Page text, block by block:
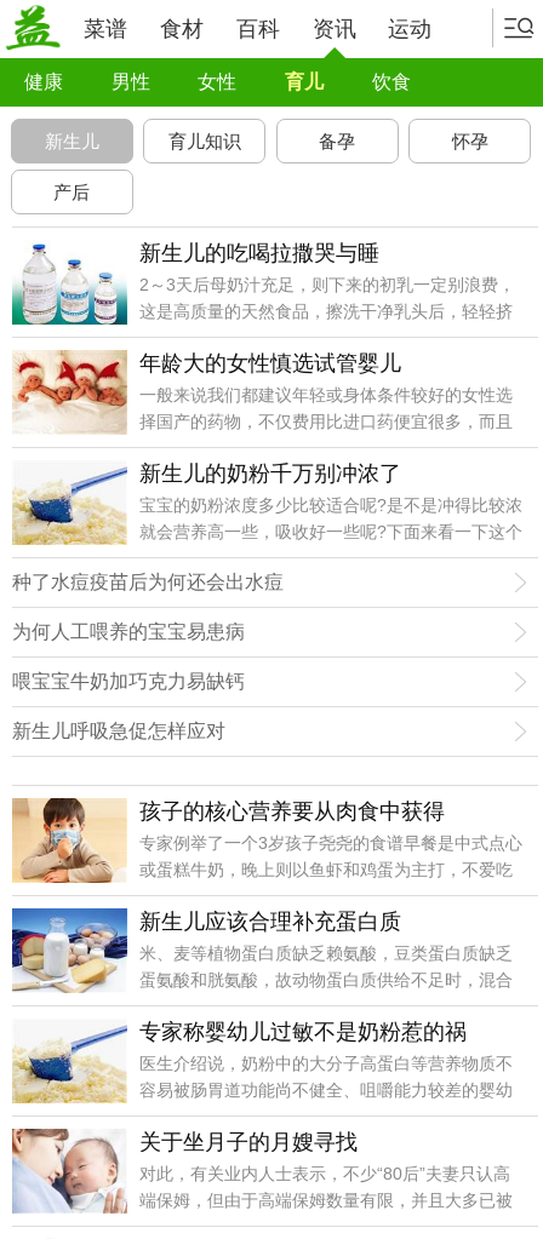
菜谱 食材 百科 资讯 运动
健康 男性 女性 育儿 饮食
新生儿 育儿知识 备孕 怀孕
产后
新生儿的吃喝拉撒哭与睡
2～3天后母奶汁充足，则下来的初乳一定别浪费，
这是高质量的天然食品，擦洗干净乳头后，轻轻挤
出少许乳汁入新生儿口中，则可开始喂母乳了。
年龄大的女性慎选试管婴儿
一般来说我们都建议年轻或身体条件较好的女性选
择国产的药物，不仅费用比进口药便宜很多，而且
也一样能达到良好的治疗效果。
新生儿的奶粉千万别冲浓了
宝宝的奶粉浓度多少比较适合呢?是不是冲得比较浓
就会营养高一些，吸收好一些呢?下面来看一下这个
例子吧!小宝入院时已经接近休克状态，肚子胀得像
个球，鼓得发亮，诊断为肠
种了水痘疫苗后为何还会出水痘
为何人工喂养的宝宝易患病
喂宝宝牛奶加巧克力易缺钙
新生儿呼吸急促怎样应对
孩子的核心营养要从肉食中获得
专家例举了一个3岁孩子尧尧的食谱早餐是中式点心
或蛋糕牛奶，晚上则以鱼虾和鸡蛋为主打，不爱吃
蔬菜，以两个水果替代。
新生儿应该合理补充蛋白质
米、麦等植物蛋白质缺乏赖氨酸，豆类蛋白质缺乏
蛋氨酸和胱氨酸，故动物蛋白质供给不足时，混合
多种植物蛋白质供给是恰当的。
专家称婴幼儿过敏不是奶粉惹的祸
医生介绍说，奶粉中的大分子高蛋白等营养物质不
容易被肠胃道功能尚不健全、咀嚼能力较差的婴幼
儿所吸收，一旦对该种食物不耐受，婴儿体内就容
易产生抗原，出现过敏反应。
关于坐月子的月嫂寻找
对此，有关业内人士表示，不少“80后”夫妻只认高
端保姆，但由于高端保姆数量有限，并且大多已被
预定了，找起来有些困难。